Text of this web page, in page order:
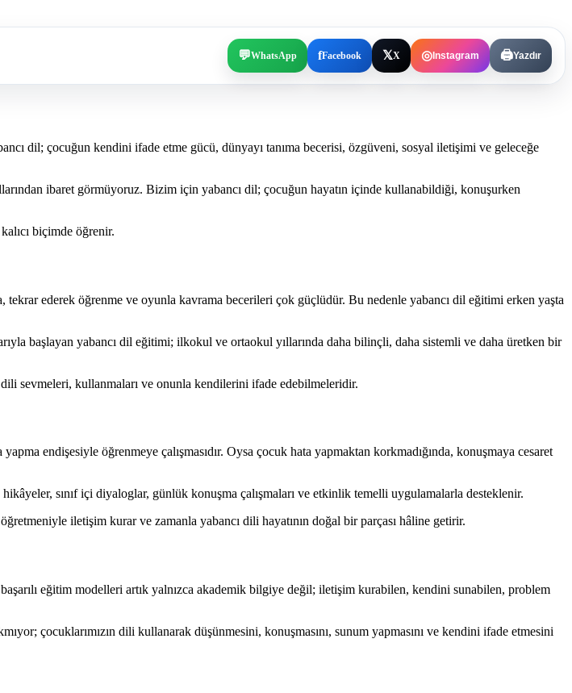
💬WhatsApp fFacebook 𝕏X ◎Instagram 🖨️Yazdır
dil; çocuğun kendini ifade etme gücü, dünyayı tanıma becerisi, özgüveni, sosyal iletişimi ve geleceğe
ibaret görmüyoruz. Bizim için yabancı dil; çocuğun hayatın içinde kullanabildiği, konuşurken
biçimde öğrenir.
ederek öğrenme ve oyunla kavrama becerileri çok güçlüdür. Bu nedenle yabancı dil eğitimi erken yaşta
başlayan yabancı dil eğitimi; ilkokul ve ortaokul yıllarında daha bilinçli, daha sistemli ve daha üretken bir
sevmeleri, kullanmaları ve onunla kendilerini ifade edebilmeleridir.
endişesiyle öğrenmeye çalışmasıdır. Oysa çocuk hata yapmaktan korkmadığında, konuşmaya cesaret
sınıf içi diyaloglar, günlük konuşma çalışmaları ve etkinlik temelli uygulamalarla desteklenir.
iletişim kurar ve zamanla yabancı dili hayatının doğal bir parçası hâline getirir.
eğitim modelleri artık yalnızca akademik bilgiye değil; iletişim kurabilen, kendini sunabilen, problem
çocuklarımızın dili kullanarak düşünmesini, konuşmasını, sunum yapmasını ve kendini ifade etmesini